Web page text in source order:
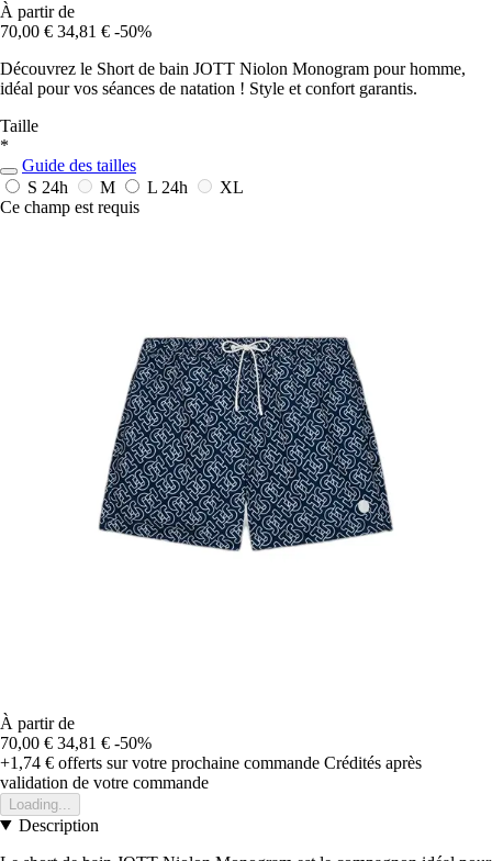
À partir de
70,00 € 34,81 € -50%
Découvrez le Short de bain JOTT Niolon Monogram pour homme,
idéal pour vos séances de natation ! Style et confort garantis.
Taille
*
Guide des tailles
S 24h M L 24h
XL
Ce champ est requis
À partir de
70,00 € 34,81 € -50%
+1,74 € offerts sur votre prochaine commande Crédités après
validation de votre commande
Loading...
Description